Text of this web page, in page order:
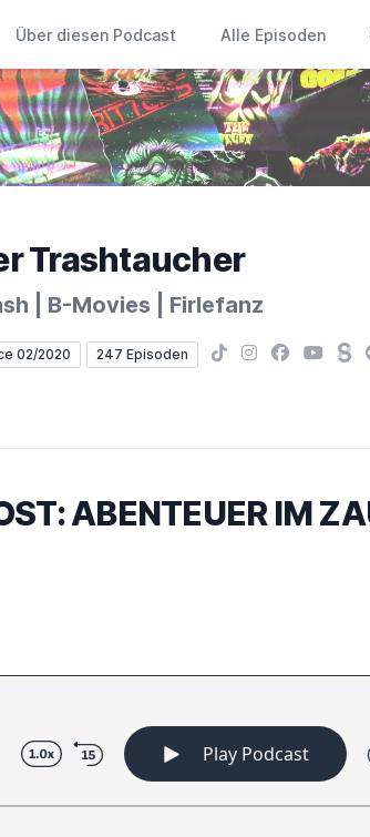
Über diesen Podcast Alle Episoden
Trashtaucher
| B-Movies | Firlefanz
02/2020 247 Episoden TikTokInstagram
Facebook
ABENTEUER IM